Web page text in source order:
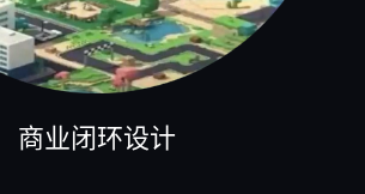
商业闭环设计